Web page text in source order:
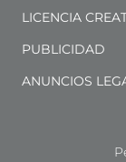
LICENCIA
PUBLICIDAD
ANUNCIOS